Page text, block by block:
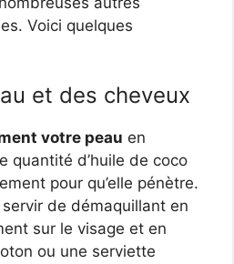
Voici quelques
et des cheveux
votre peau en
quantité d’huile de coco
pour qu’elle pénètre.
de démaquillant en
sur le visage et en
ou une serviette